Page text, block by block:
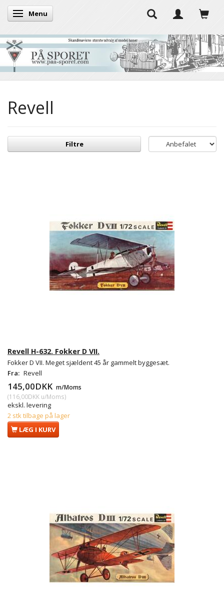
Skifte navigation
Menu
Revell
Filtre
Revell H-632. Fokker D VII.
Fokker D VII. Meget sjældent 45 år gammelt byggesæt.
Fra: Revell
145,00DKK m/Moms
(116,00DKK u/Moms)
ekskl. levering
2 stk tilbage på lager
LÆG I KURV